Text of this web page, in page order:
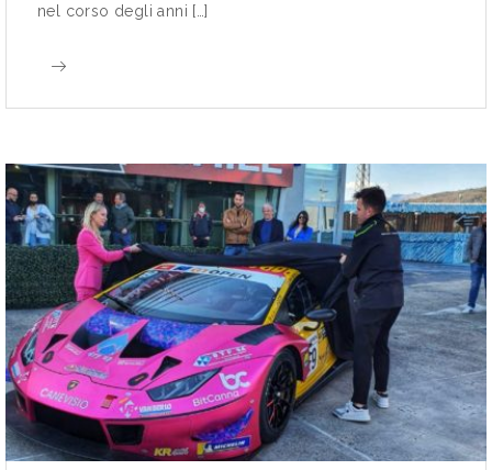
nel corso degli anni […]